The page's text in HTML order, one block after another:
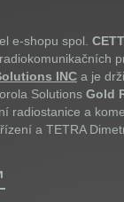
e-shopu spol.
INCa je
Solutions Gold
radiostanice a
a TETRA